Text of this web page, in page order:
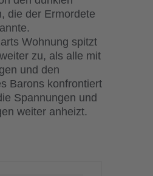
die der Ermordete
Wohnung spitzt
zu, als alle mit
und den
Barons konfrontiert
Spannungen und
weiter anheizt.